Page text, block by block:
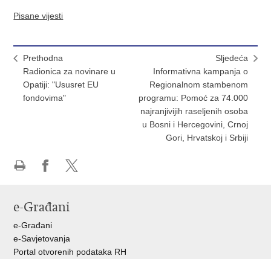
Pisane vijesti
Prethodna
Radionica za novinare u
Opatiji: "Ususret EU
fondovima"
Sljedeća
Informativna kampanja o
Regionalnom stambenom
programu: Pomoć za 74.000
najranjivijih raseljenih osoba
u Bosni i Hercegovini, Crnoj
Gori, Hrvatskoj i Srbiji
Facebooku
X-
e-Građani
e-Građani
e-Savjetovanja
Portal otvorenih podataka RH